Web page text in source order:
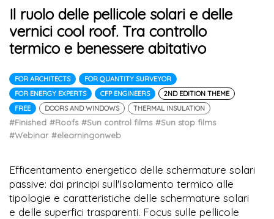
Il ruolo delle pellicole solari e delle
vernici cool roof. Tra controllo
termico e benessere abitativo
FOR ARCHITECTS
FOR QUANTITY SURVEYOR
FOR ENERGY EXPERTS
CFP ENGINEERS
2ND EDITION THEME
FREE
DOORS AND WINDOWS THERMAL INSULATION
#Finished #Roofs #Sun control films #Sun stop films
#Webinar #elearningonweb
Efficentamento energetico delle schermature solari
passive: dai principi sull'Isolamento termico alle
tipologie e caratteristiche delle schermature solari
e delle superfici trasparenti. Focus sulle pellicole